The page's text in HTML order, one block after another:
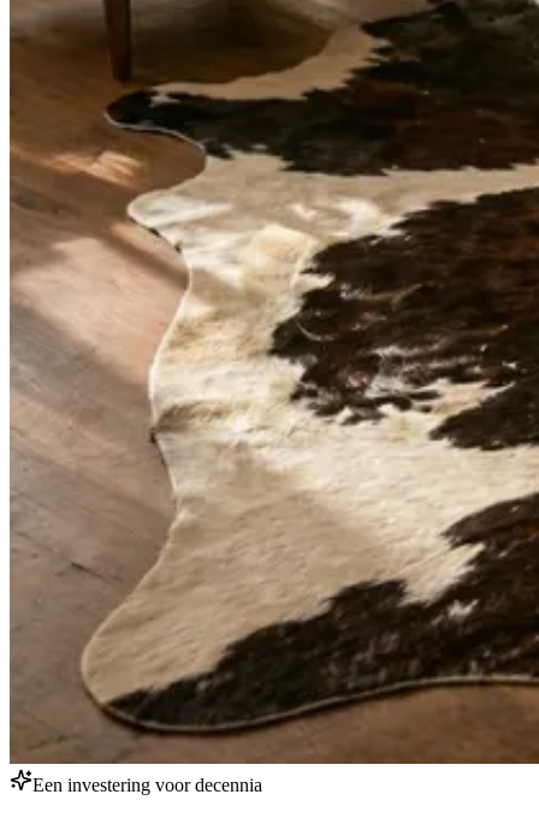
Een investering voor decennia